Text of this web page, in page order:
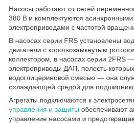
Насосы работают от сетей
380 В и комплектуются
электроприводами с частотой
В насосах серии FRS установлены
двигатели с короткозамкнутым
коллектором, в насосах серии 2FRS
электроприводы ДАП, полость
водоглицериновой смесью — она
охлаждающей средой для
Агрегаты подключаются к
управления и защиты обеспечивают
управление насосами и